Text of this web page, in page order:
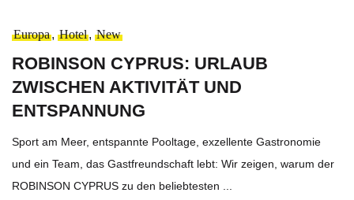
Europa, Hotel, New
ROBINSON CYPRUS: URLAUB
ZWISCHEN AKTIVITÄT UND
ENTSPANNUNG
Sport am Meer, entspannte Pooltage, exzellente Gastronomie
und ein Team, das Gastfreundschaft lebt: Wir zeigen, warum der
ROBINSON CYPRUS zu den beliebtesten ...